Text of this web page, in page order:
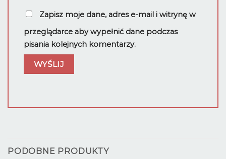
Zapisz moje dane, adres e-mail i witrynę w
przeglądarce aby wypełnić dane podczas
pisania kolejnych komentarzy.
PODOBNE PRODUKTY